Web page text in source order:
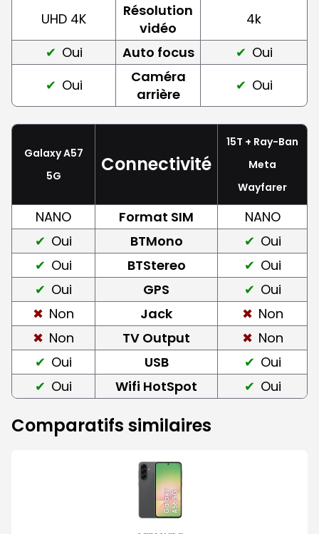
UHD 4K
Résolution
vidéo
4k
Oui
Auto focus
Oui
Oui
Caméra
arrière
Oui
Galaxy A57
5G
Connectivité
15T + Ray-Ban
Meta
Wayfarer
NANO Format SIM
NANO
Oui
BTMono
Oui
Oui
BTStereo
Oui
Oui
GPS
Oui
Non
Jack
Non
Non
TV Output
Non
Oui
USB
Oui
Oui
Wifi HotSpot Oui
Comparatifs similaires